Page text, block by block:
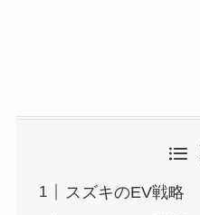
スズキのEV戦略